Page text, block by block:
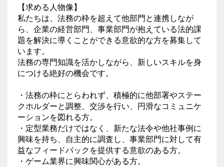
【求める人物像】
私たちは、法務の枠を超えて他部門と連携しなが
ら、企業の経営部門、事業部門が抱えている法的課
題を解決に導くことができる意欲的な方を募集して
います。
法務の専門知識を活かしながら、新しいスキルを身
につける絶好の機会です。
・法務の枠にとらわれず、積極的に他部署やステー
クホルダーと調整、交渉を行い、円滑なコミュニケ
ーションを図れる方。
・定型業務だけではなく、新たな法令や他社事例に
興味を持ち、自主的に調査し、事業部門に対して有
益なフィードバックを提供する意欲のある方。
・ゲーム業界に興味関心がある方。